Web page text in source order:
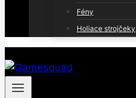
Fény
Holiace strojčeky